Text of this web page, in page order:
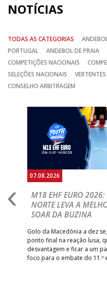
NOTÍCIAS
TODAS AS CATEGORIAS
PORTUGAL
ANDEBOL DE PRAIA
COMPETIÇÕES NACIONAIS
SELEÇÕES NACIONAIS
CONSELHO ARBITRAGEM
07.08.2026
M18 EHF EURO
NORTE LEVA A
SOAR DA BUZINA
Golo da Macedónia a dez
ponto final na reação lusa,
desvantagem e ficar a um
foco para o embate do 11.º